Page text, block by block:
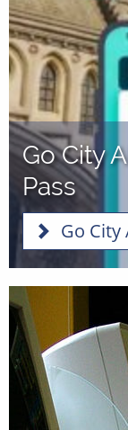
Go City
Pass
Go City